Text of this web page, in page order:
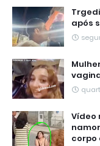
após
Vídeo
corpo